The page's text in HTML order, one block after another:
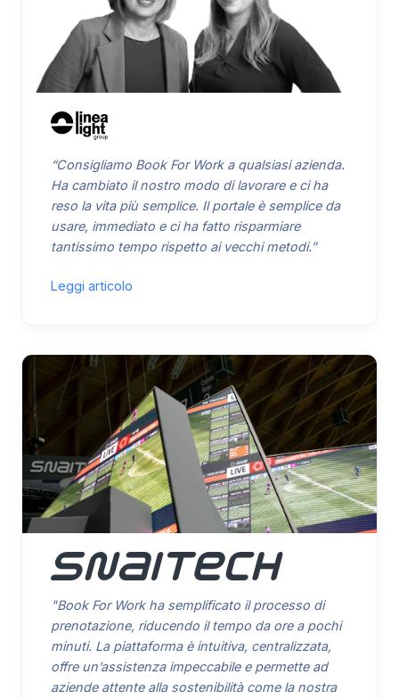
“Consigliamo Book For Work a qualsiasi azienda.
Ha cambiato il nostro modo di lavorare e ci ha
reso la vita più semplice. Il portale è semplice da
usare, immediato e ci ha fatto risparmiare
tantissimo tempo rispetto ai vecchi metodi.”
Leggi articolo
"Book For Work ha semplificato il processo di
prenotazione, riducendo il tempo da ore a pochi
minuti. La piattaforma è intuitiva, centralizzata,
offre un’assistenza impeccabile e permette ad
aziende attente alla sostenibilità come la nostra